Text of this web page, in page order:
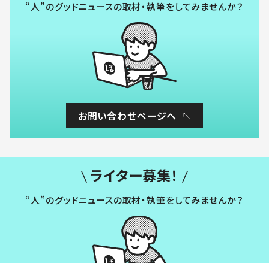
“人”のグッドニュースの取材・執筆をしてみませんか？
お問い合わせページへ
ライター募集！
“人”のグッドニュースの取材・執筆をしてみませんか？